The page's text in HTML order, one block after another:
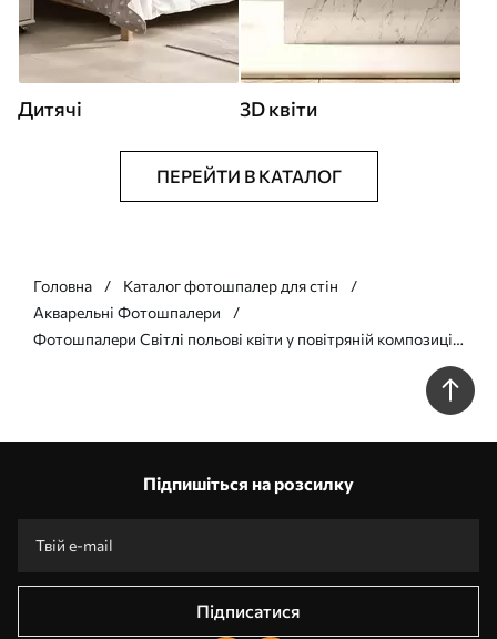
Дитячі 3D квіти
ПЕРЕЙТИ В КАТАЛОГ
Головна
Каталог фотошпалер для стін
Акварельні Фотошпалери
Фотошпалери Світлі польові квіти у повітряній композиції
Підпишіться на розсилку
Підписатися